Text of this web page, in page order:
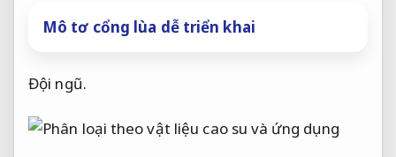
Mô tơ cổng lùa dễ triển khai
Đội ngũ.